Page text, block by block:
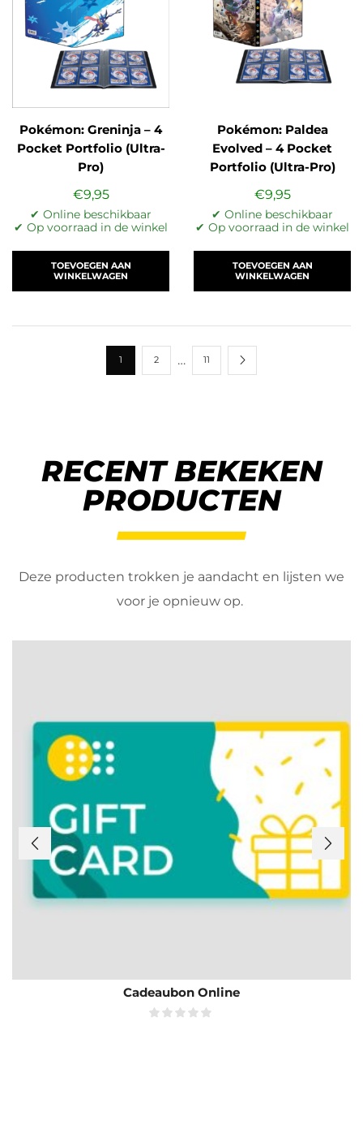
Pokémon: Greninja – 4
Pocket Portfolio (Ultra-
Pro)
€9,95
✔ Online beschikbaar
✔ Op voorraad in de winkel
TOEVOEGEN AAN
WINKELWAGEN
Pokémon: Paldea
Evolved – 4 Pocket
Portfolio (Ultra-Pro)
€9,95
✔ Online beschikbaar
✔ Op voorraad in de winkel
TOEVOEGEN AAN
WINKELWAGEN
1 2 … 11
RECENT BEKEKEN
PRODUCTEN
Deze producten trokken je aandacht en lijsten we
voor je opnieuw op.
Cadeaubon Online